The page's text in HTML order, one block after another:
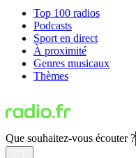
Top 100 radios
Podcasts
Sport en direct
À proximité
Genres musicaux
Thèmes
Que souhaitez-vous écouter ?